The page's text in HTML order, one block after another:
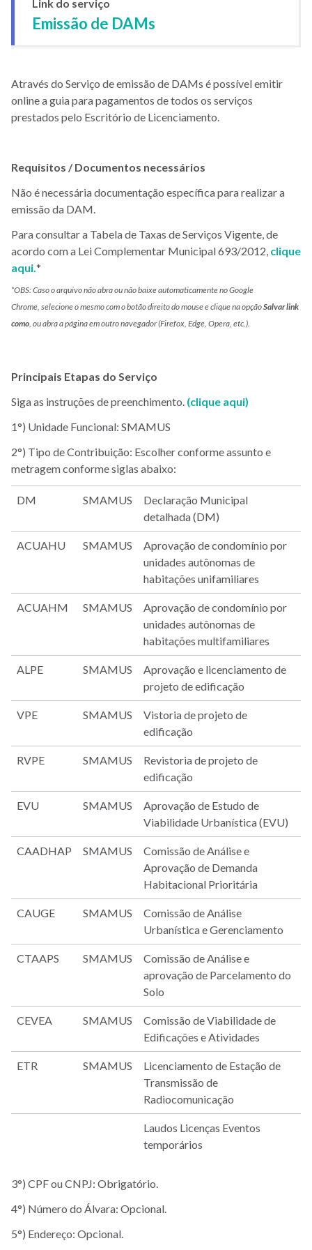
Link do serviço
Emissão de DAMs
Através do Serviço de emissão de DAMs é possível emitir
online a guia para pagamentos de todos os serviços
prestados pelo Escritório de Licenciamento.
Requisitos / Documentos necessários
Não é necessária documentação específica para realizar a
emissão da DAM.
Para consultar a Tabela de Taxas de Serviços Vigente, de
acordo com a Lei Complementar Municipal 693/2012, clique
aqui.*
*OBS:Caso o arquivo não abra ou não baixe automaticamente no Google
Chrome, selecione o mesmo com o botão direito do mouse e clique na opçãoSalvar link
como, ou abra a página em outro navegador (Firefox, Edge, Opera, etc.).
Principais Etapas do Serviço
Siga as instruções de preenchimento. (clique aqui)
1°) Unidade Funcional: SMAMUS
2°) Tipo de Contribuição: Escolher conforme assunto e
metragem conforme siglas abaixo:
DM SMAMUS
Declaração Municipal
detalhada (DM)
ACUAHU SMAMUS
Aprovação de condomínio por
unidades autônomas de
habitações unifamiliares
ACUAHM SMAMUS
Aprovação de condomínio por
unidades autônomas de
habitações multifamiliares
ALPE SMAMUS
Aprovação e licenciamento de
projeto de edificação
VPE SMAMUS
Vistoria de projeto de
edificação
RVPE SMAMUS
Revistoria de projeto de
edificação
EVU SMAMUS
Aprovação de Estudo de
Viabilidade Urbanística (EVU)
CAADHAP SMAMUS
Comissão de Análise e
Aprovação de Demanda
Habitacional Prioritária
CAUGE SMAMUS
Comissão de Análise
Urbanística e Gerenciamento
CTAAPS SMAMUS
Comissão de Análise e
aprovação de Parcelamento do
Solo
CEVEA SMAMUS
Comissão de Viabilidade de
Edificações e Atividades
ETR SMAMUS
Licenciamento de Estação de
Transmissão de
Radiocomunicação
Laudos Licenças Eventos
temporários
3°) CPF ou CNPJ: Obrigatório.
4°) Número do Álvara: Opcional.
5°) Endereço: Opcional.